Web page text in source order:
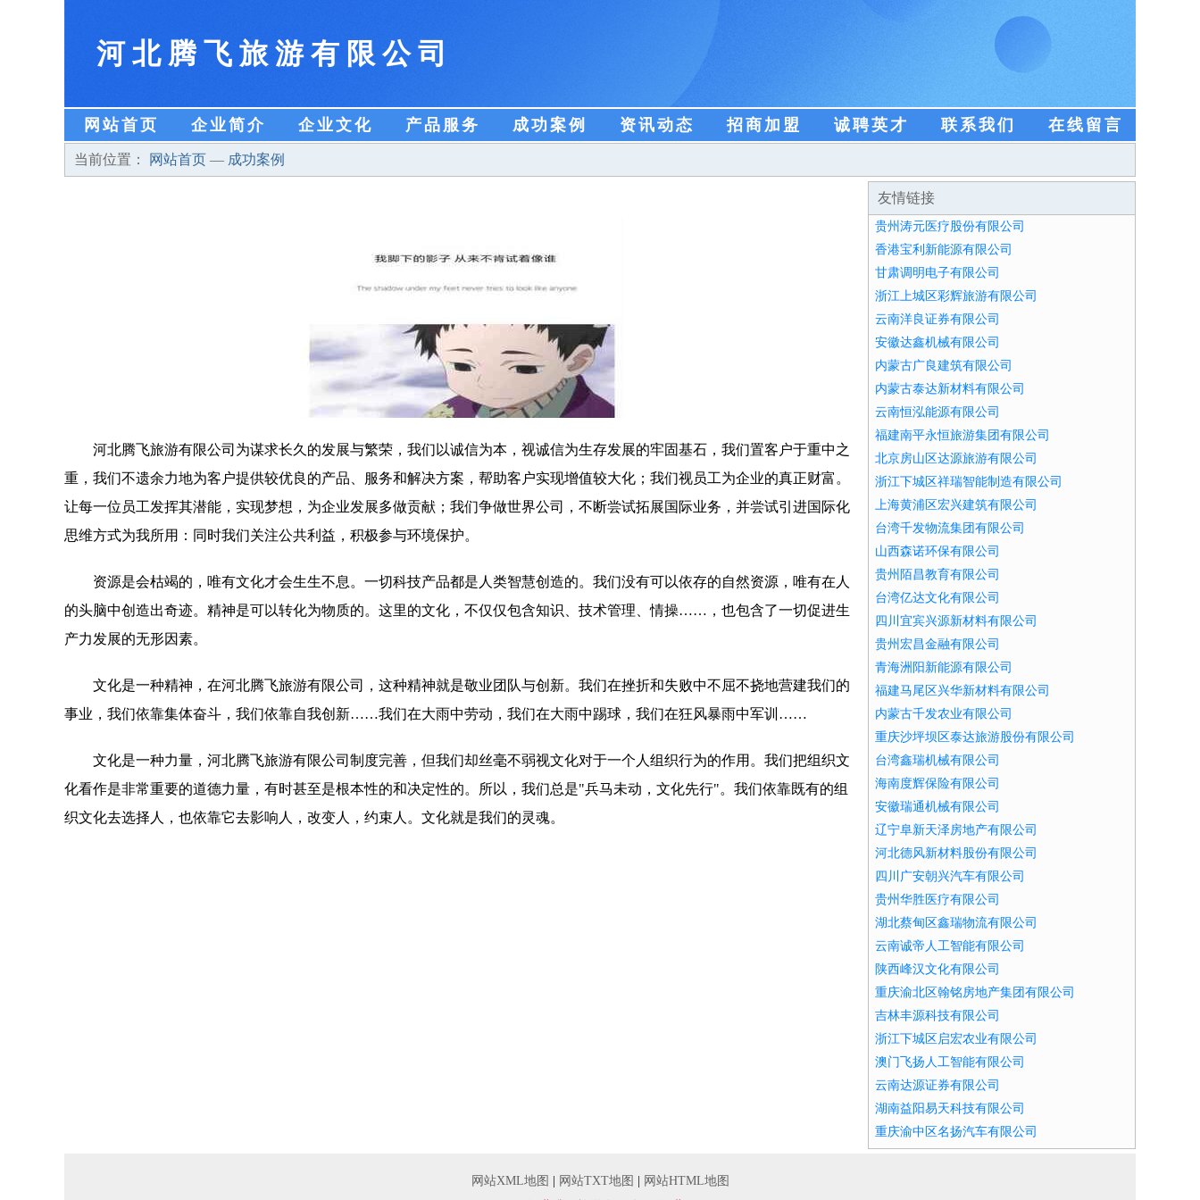
河北腾飞旅游有限公司
网站首页 企业简介 企业文化 产品服务 成功案例 资讯动态 招商加盟 诚聘英才 联系我们 在线留言
当前位置： 网站首页 — 成功案例
河北腾飞旅游有限公司为谋求长久的发展与繁荣，我们以诚信为本，视诚信为生存发展的牢固基石，我们置客户于重中之
重，我们不遗余力地为客户提供较优良的产品、服务和解决方案，帮助客户实现增值较大化；我们视员工为企业的真正财富。
让每一位员工发挥其潜能，实现梦想，为企业发展多做贡献；我们争做世界公司，不断尝试拓展国际业务，并尝试引进国际化
思维方式为我所用：同时我们关注公共利益，积极参与环境保护。
资源是会枯竭的，唯有文化才会生生不息。一切科技产品都是人类智慧创造的。我们没有可以依存的自然资源，唯有在人
的头脑中创造出奇迹。精神是可以转化为物质的。这里的文化，不仅仅包含知识、技术管理、情操……，也包含了一切促进生
产力发展的无形因素。
文化是一种精神，在河北腾飞旅游有限公司，这种精神就是敬业团队与创新。我们在挫折和失败中不屈不挠地营建我们的
事业，我们依靠集体奋斗，我们依靠自我创新……我们在大雨中劳动，我们在大雨中踢球，我们在狂风暴雨中军训……
文化是一种力量，河北腾飞旅游有限公司制度完善，但我们却丝毫不弱视文化对于一个人组织行为的作用。我们把组织文
化看作是非常重要的道德力量，有时甚至是根本性的和决定性的。所以，我们总是"兵马未动，文化先行"。我们依靠既有的组
织文化去选择人，也依靠它去影响人，改变人，约束人。文化就是我们的灵魂。
友情链接
贵州涛元医疗股份有限公司
香港宝利新能源有限公司
甘肃调明电子有限公司
浙江上城区彩辉旅游有限公司
云南洋良证券有限公司
安徽达鑫机械有限公司
内蒙古广良建筑有限公司
内蒙古泰达新材料有限公司
云南恒泓能源有限公司
福建南平永恒旅游集团有限公司
北京房山区达源旅游有限公司
浙江下城区祥瑞智能制造有限公司
上海黄浦区宏兴建筑有限公司
台湾千发物流集团有限公司
山西森诺环保有限公司
贵州陌昌教育有限公司
台湾亿达文化有限公司
四川宜宾兴源新材料有限公司
贵州宏昌金融有限公司
青海洲阳新能源有限公司
福建马尾区兴华新材料有限公司
内蒙古千发农业有限公司
重庆沙坪坝区泰达旅游股份有限公司
台湾鑫瑞机械有限公司
海南度辉保险有限公司
安徽瑞通机械有限公司
辽宁阜新天泽房地产有限公司
河北德风新材料股份有限公司
四川广安朝兴汽车有限公司
贵州华胜医疗有限公司
湖北蔡甸区鑫瑞物流有限公司
云南诚帝人工智能有限公司
陕西峰汉文化有限公司
重庆渝北区翰铭房地产集团有限公司
吉林丰源科技有限公司
浙江下城区启宏农业有限公司
澳门飞扬人工智能有限公司
云南达源证券有限公司
湖南益阳易天科技有限公司
重庆渝中区名扬汽车有限公司
网站XML地图 网站TXT地图
网站HTML地图